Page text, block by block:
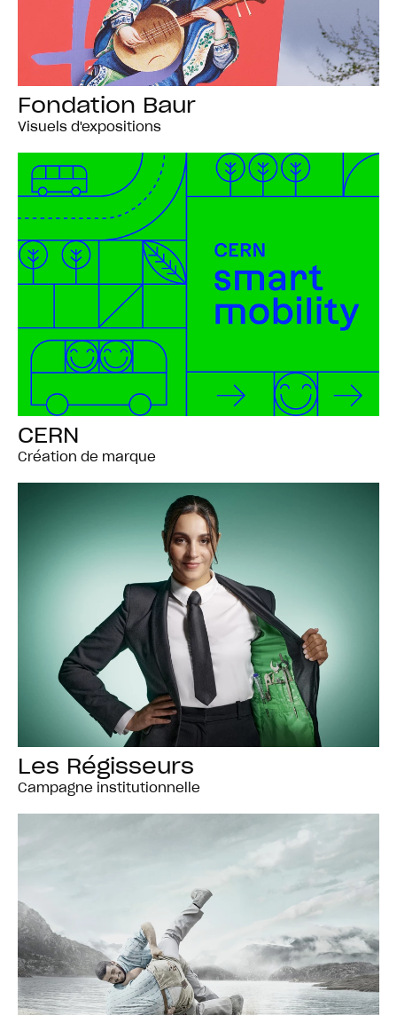
Fondation Baur
Visuels d'expositions
CERN
Création de marque
Les Régisseurs
Campagne institutionnelle